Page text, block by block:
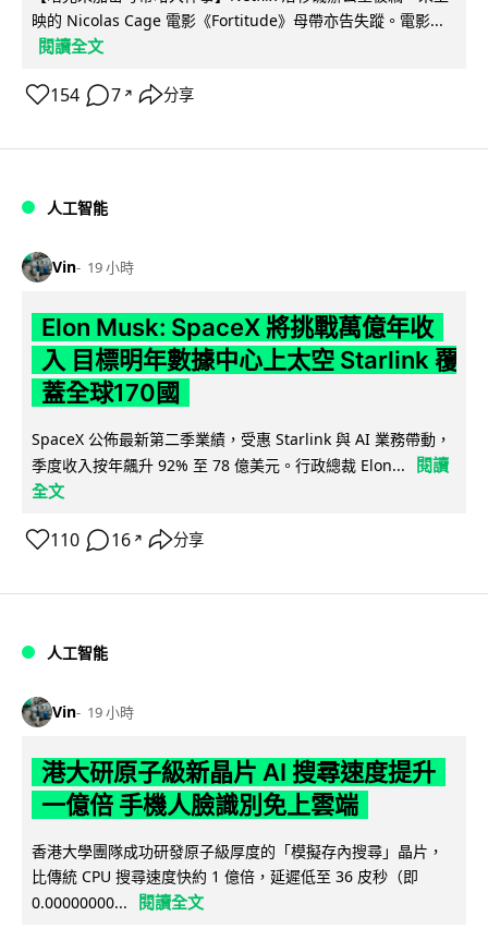
映的 Nicolas Cage 電影《Fortitude》母帶亦告失蹤。電影...
閱讀全文
154 7 ↗ 分享
人工智能
Vin 19 小時
Elon Musk: SpaceX 將挑戰萬億年收
入 目標明年數據中心上太空 Starlink 覆
蓋全球170國
SpaceX 公佈最新第二季業績，受惠 Starlink 與 AI 業務帶動，
季度收入按年飆升 92% 至 78 億美元。行政總裁 Elon...
閱讀
全文
110 16 ↗ 分享
人工智能
Vin 19 小時
港大研原子級新晶片 AI 搜尋速度提升
一億倍 手機人臉識別免上雲端
香港大學團隊成功研發原子級厚度的「模擬存內搜尋」晶片，
比傳統 CPU 搜尋速度快約 1 億倍，延遲低至 36 皮秒（即
0.00000000...
閱讀全文